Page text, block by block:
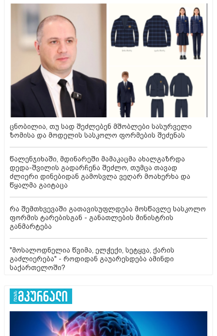
ცნობილია, თუ სად შეძლებენ მშობლები სასურველი
ზომისა და მოდელის სასკოლო ფორმების შეძენას
წალენჯიხაში, მდინარეში მამაკაცმა ახალგაზრდა
დედა-შვილის გადარჩენა შეძლო, თუმცა თავად
ძლიერი დინებიდან გამოსვლა ვეღარ მოახერხა და
წყალმა გაიტაცა
რა შემთხვევაში გათავისუფლდება მოსწავლე სასკოლო
ფორმის ტარებისგან - განათლების მინისტრის
განმარტება
"მოსალოდნელია წვიმა, ელჭექი, სეტყვა, ქარის
გაძლიერება" - როდიდან გაუარესდება ამინდი
საქართელოში?